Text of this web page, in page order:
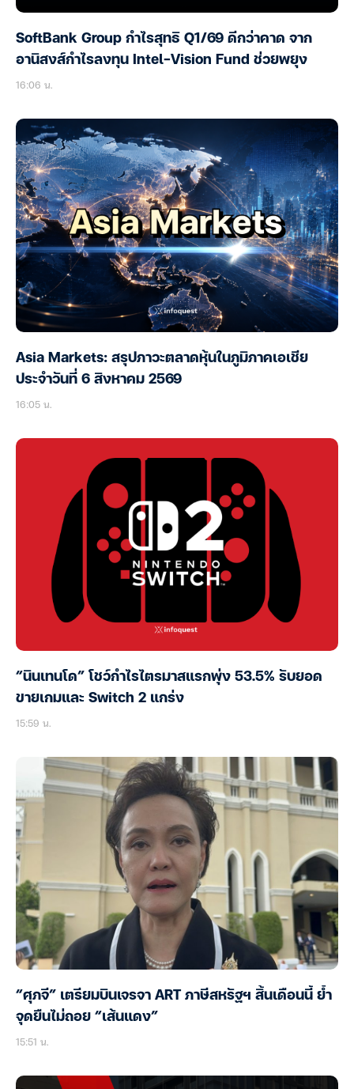
SoftBank Group กำไรสุทธิ Q1/69 ดีกว่าคาด จาก
อานิสงส์กำไรลงทุน Intel-Vision Fund ช่วยพยุง
16:06 น.
Asia Markets: สรุปภาวะตลาดหุ้นในภูมิภาคเอเชีย
ประจำวันที่ 6 สิงหาคม 2569
16:05 น.
“นินเทนโด” โชว์กำไรไตรมาสแรกพุ่ง 53.5% รับยอด
ขายเกมและ Switch 2 แกร่ง
15:59 น.
“ศุภจี” เตรียมบินเจรจา ART ภาษีสหรัฐฯ สิ้นเดือนนี้ ย้ำ
จุดยืนไม่ถอย “เส้นแดง”
15:51 น.